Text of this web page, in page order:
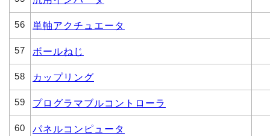
56 単軸アクチュエータ
57 ボールねじ
58 カップリング
59 プログラマブルコントローラ
60 パネルコンピュータ